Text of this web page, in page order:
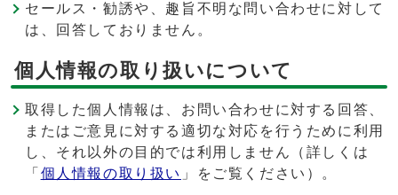
セールス・勧誘や、趣旨不明な問い合わせに対して
は、回答しておりません。
個人情報の取り扱いについて
取得した個人情報は、お問い合わせに対する回答、
またはご意見に対する適切な対応を行うために利用
し、それ以外の目的では利用しません（詳しくは
「 個人情報の取り扱い 」をご覧ください）。